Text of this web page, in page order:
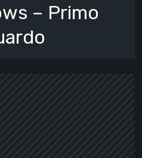
– Primo